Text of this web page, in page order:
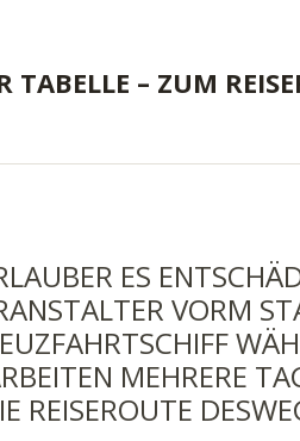
TABELLE – ZUM
ES
VORM
MEHRERE
REISEROUTE